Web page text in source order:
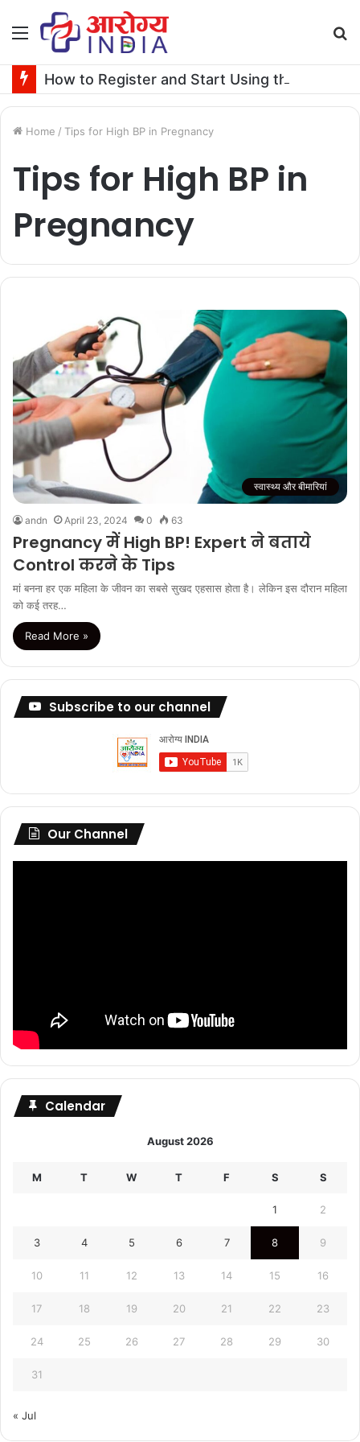
Menu
Home / Tips for High BP in Pregnancy
Tips for High BP in
Pregnancy
स्वास्थ्य और बीमारियां
andn April 23, 2024 0 63
Pregnancy में High BP! Expert ने बताये
Control करने के Tips
मां बनना हर एक महिला के जीवन का सबसे सुखद एहसास होता है। लेकिन इस दौरान महिला
को कई तरह…
Read More »
Subscribe to our channel
Our Channel
Calendar
August 2026
M T W T F S S
1 2
3 4 5 6 7 8 9
10 11 12 13 14 15 16
17 18 19 20 21 22 23
24 25 26 27 28 29 30
31
« Jul